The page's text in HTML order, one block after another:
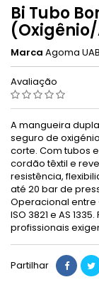
Bi Tubo
Marca Agoma UAB
Avaliação
A mangueira
seguro de
corte. Com tubos
cordão têxtil e
resistência,
até 20 bar de
Operacional entre
ISO 3821 e AS
profissionais
Partilhar